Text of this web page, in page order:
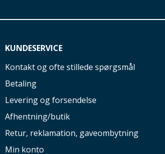
KUNDESERVICE
Kontakt og ofte stillede spørgsmål
Betaling
Levering og forsendelse
Afhentning/butik
Retur, reklamation, gaveombytning
Min konto